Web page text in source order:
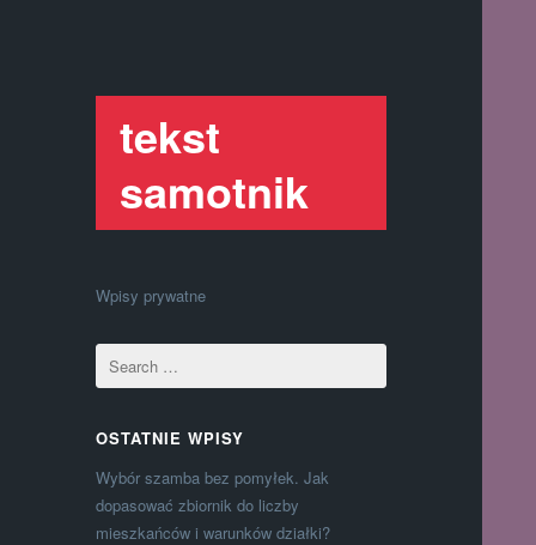
tekst
samotnik
Wpisy prywatne
OSTATNIE WPISY
Wybór szamba bez pomyłek. Jak
dopasować zbiornik do liczby
mieszkańców i warunków działki?